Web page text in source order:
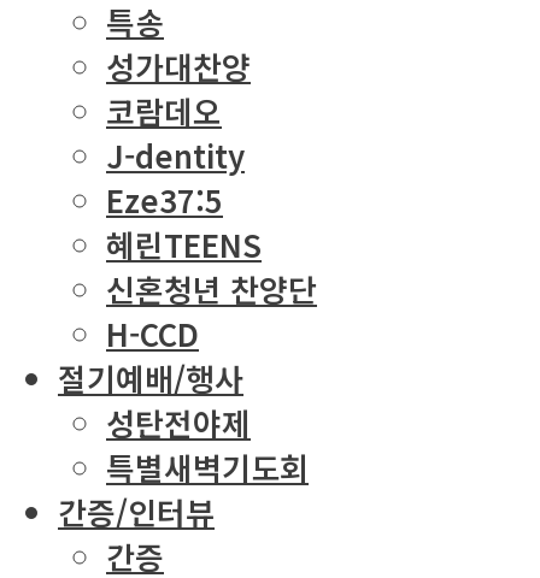
특송
성가대찬양
코람데오
J-dentity
Eze37:5
혜린TEENS
신혼청년 찬양단
H-CCD
절기예배/행사
성탄전야제
특별새벽기도회
간증/인터뷰
간증